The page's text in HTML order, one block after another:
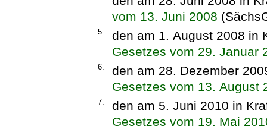
vom 13. Juni 2008
5.
den am 1. August 2008 in
Gesetzes vom 29. Januar
6.
den am 28. Dezember
Gesetzes vom 13. August
7.
den am 5. Juni 2010 in
Gesetzes vom 19. Mai